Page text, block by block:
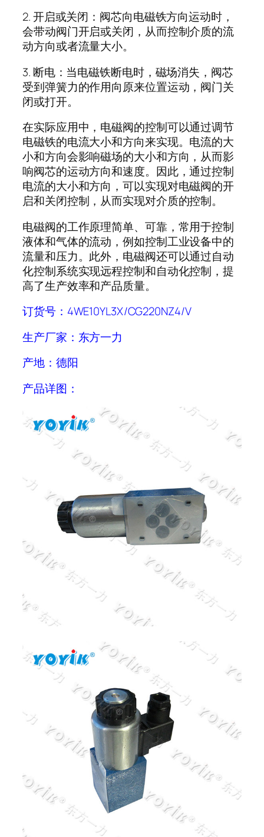
2. 开启或关闭：阀芯向电磁铁方向运动时，
会带动阀门开启或关闭，从而控制介质的流
动方向或者流量大小。
3. 断电：当电磁铁断电时，磁场消失，阀芯
受到弹簧力的作用向原来位置运动，阀门关
闭或打开。
在实际应用中，电磁阀的控制可以通过调节
电磁铁的电流大小和方向来实现。电流的大
小和方向会影响磁场的大小和方向，从而影
响阀芯的运动方向和速度。因此，通过控制
电流的大小和方向，可以实现对电磁阀的开
启和关闭控制，从而实现对介质的控制。
电磁阀的工作原理简单、可靠，常用于控制
液体和气体的流动，例如控制工业设备中的
流量和压力。此外，电磁阀还可以通过自动
化控制系统实现远程控制和自动化控制，提
高了生产效率和产品质量。
订货号：4WE10YL3X/CG220NZ4/V
生产厂家：东方一力
产地：德阳
产品详图：